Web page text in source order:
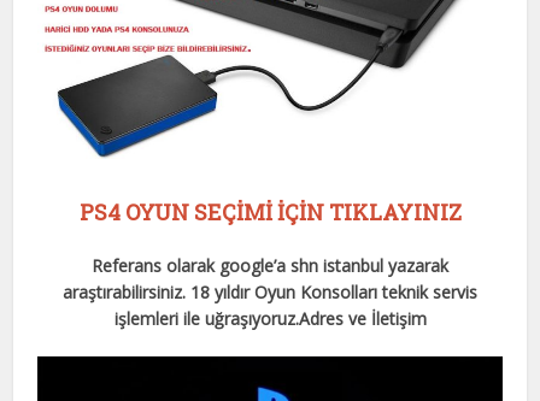
PS4 OYUN SEÇİMİ İÇİN TIKLAYINIZ
Referans olarak google’a shn istanbul yazarak
araştırabilirsiniz. 18 yıldır Oyun Konsolları teknik servis
işlemleri ile uğraşıyoruz.Adres ve İletişim